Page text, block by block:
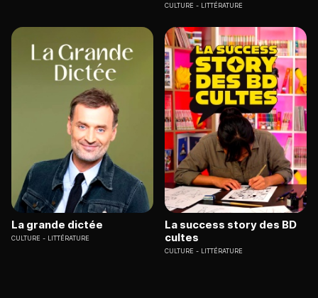
CULTURE LITTÉRATURE
La grande dictée
CULTURE LITTÉRATURE
La success story des BD
cultes
CULTURE LITTÉRATURE